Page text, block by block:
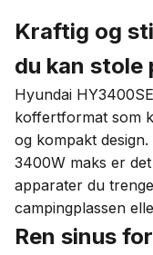
Kraftig og
du kan stole
Hyundai
koffertformat som
og kompakt
3400W maks er
apparater du
campingplassen
Ren sinus